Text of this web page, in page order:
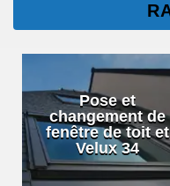
Pose et
changement de
fenêtre de toit et
Velux 34